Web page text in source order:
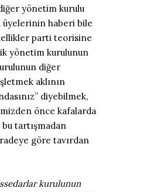
yönetim kurulu
üyelerinin haberi bile
parti teorisine
yönetim kurulunun
diğer
aklının
diyebilmek,
önce kafalarda
tartışmadan
göre tavırdan
kurulunun